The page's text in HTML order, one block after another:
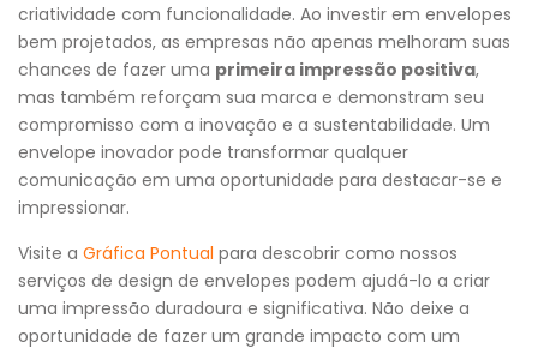
criatividade com funcionalidade. Ao investir em envelopes
bem projetados, as empresas não apenas melhoram suas
chances de fazer uma primeira impressão positiva,
mas também reforçam sua marca e demonstram seu
compromisso com a inovação e a sustentabilidade. Um
envelope inovador pode transformar qualquer
comunicação em uma oportunidade para destacar-se e
impressionar.
Visite a Gráfica Pontual para descobrir como nossos
serviços de design de envelopes podem ajudá-lo a criar
uma impressão duradoura e significativa. Não deixe a
oportunidade de fazer um grande impacto com um